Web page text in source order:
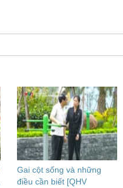
Gai cột sống và những
điều cần biết [QHV